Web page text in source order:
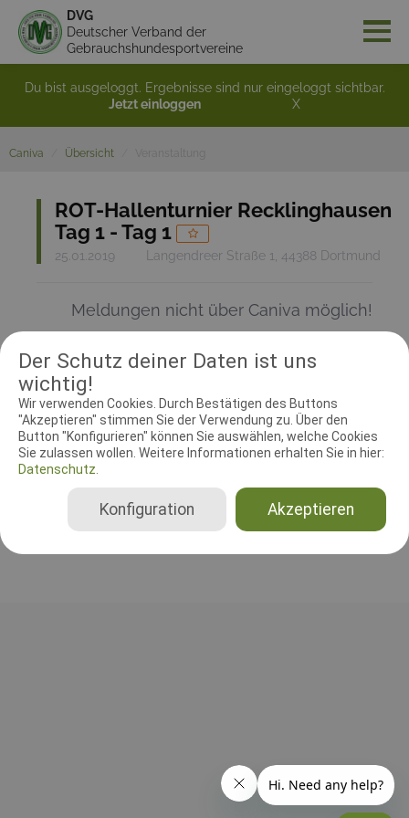
Der Schutz deiner Daten ist uns
wichtig!
Wir verwenden Cookies. Durch Bestätigen des Buttons
"Akzeptieren" stimmen Sie der Verwendung zu. Über den
Button "Konfigurieren" können Sie auswählen, welche Cookies
Sie zulassen wollen. Weitere Informationen erhalten Sie in hier:
Datenschutz.
Akzeptieren
Konfiguration
DVG
Deutscher Verband der
Gebrauchshundesportvereine
Du bist ausgeloggt. Ergebnisse sind nur eingeloggt sichtbar.
Jetzt einloggen
X
Caniva Übersicht
ROT-Hallenturnier Recklinghausen
Tag 1 - Tag 1
25.01.2019 Langendreer Straße 1, 44388 Dortmund
Meldungen nicht über Caniva möglich!
RICHTER UND HELFER
Leistungsrichter
Gudrun Büchter
Klasse 2, Klasse 3, Beginner, Klasse 1, Senioren